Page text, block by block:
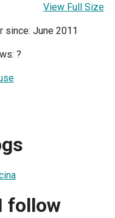
View Full Size
since: June 2011
?
follow